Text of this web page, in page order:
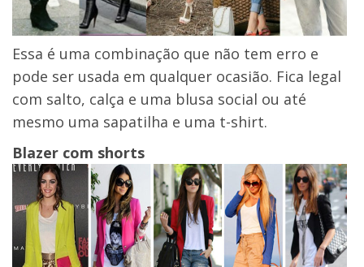
Essa é uma combinação que não tem erro e
pode ser usada em qualquer ocasião. Fica legal
com salto, calça e uma blusa social ou até
mesmo uma sapatilha e uma t-shirt.
Blazer com shorts